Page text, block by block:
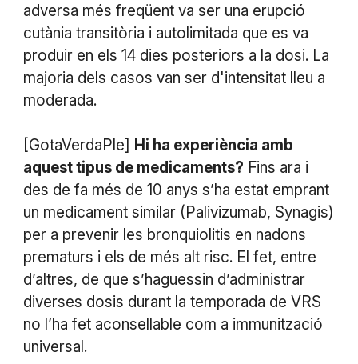
adversa més freqüent va ser una erupció
cutània transitòria i autolimitada que es va
produir en els 14 dies posteriors a la dosi. La
majoria dels casos van ser d'intensitat lleu a
moderada.
[GotaVerdaPle] Hi ha experiència amb
aquest tipus de medicaments? Fins ara i
des de fa més de 10 anys s’ha estat emprant
un medicament similar (Palivizumab, Synagis)
per a prevenir les bronquiolitis en nadons
prematurs i els de més alt risc. El fet, entre
d’altres, de que s’haguessin d’administrar
diverses dosis durant la temporada de VRS
no l’ha fet aconsellable com a immunització
universal.